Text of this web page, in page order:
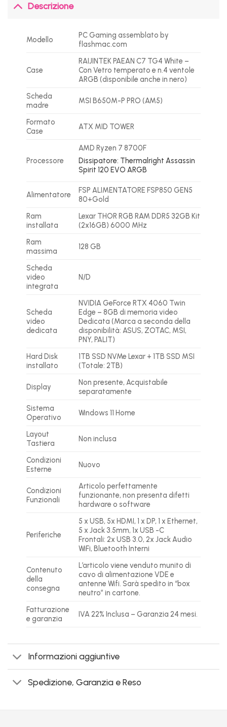
Descrizione
Modello
PC Gaming assemblato by
flashmac.com
Case
RAIJINTEK PAEAN C7 TG4 White –
Con Vetro temperato e n.4 ventole
ARGB (disponibile anche in nero)
Scheda
madre
MSI B650M-P PRO (AM5)
Formato
Case
ATX MID TOWER
Processore
AMD Ryzen 7 8700F
Dissipatore: Thermalright Assassin
Spirit 120 EVO ARGB
Alimentatore
FSP ALIMENTATORE FSP850 GEN5
80+Gold
Ram
installata
Lexar THOR RGB RAM DDR5 32GB Kit
(2x16GB) 6000 MHz
Ram
massima
128 GB
Scheda
video
integrata
N/D
Scheda
video
dedicata
NVIDIA GeForce RTX 4060 Twin
Edge – 8GB di memoria video
Dedicata (Marca a seconda della
disponibilità: ASUS, ZOTAC, MSI,
PNY, PALIT)
Hard Disk
installato
1TB SSD NVMe Lexar + 1TB SSD MSI
(Totale: 2TB)
Display
Non presente, Acquistabile
separatamente
Sistema
Operativo
Windows 11 Home
Layout
Tastiera
Non inclusa
Condizioni
Esterne
Nuovo
Condizioni
Funzionali
Articolo perfettamente
funzionante, non presenta difetti
hardware o software
Periferiche
5 x USB, 5x HDMI, 1 x DP, 1 x Ethernet,
5 x Jack 3.5mm, 1x USB -C
Frontali: 2x USB 3.0, 2x Jack Audio
WiFi, Bluetooth Interni
Contenuto
della
consegna
L’articolo viene venduto munito di
cavo di alimentazione VDE e
antenne Wifi. Sarà spedito in “box
neutro” in cartone.
Fatturazione
e garanzia
IVA 22% Inclusa – Garanzia 24 mesi.
Informazioni aggiuntive
Spedizione, Garanzia e Reso